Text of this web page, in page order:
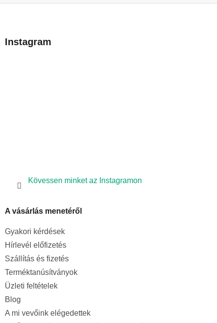
bInstagram
Kövessen minket az Instagramon
A vásárlás menetéről
Gyakori kérdések
Hírlevél előfizetés
Szállítás és fizetés
Terméktanúsítványok
Üzleti feltételek
Blog
A mi vevőink elégedettek